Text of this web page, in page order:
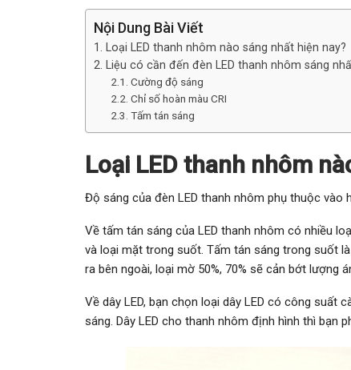
Nội Dung Bài Viết
Loại LED thanh nhôm nào sáng nhất hiện nay?
Liệu có cần đến đèn LED thanh nhôm sáng
Cường độ sáng
Chỉ số hoàn màu CRI
Tấm tán sáng
Loại LED thanh nhôm
Độ sáng của đèn LED thanh nhôm phụ thuộc vào
Về tấm tán sáng của LED thanh nhôm có nhiều
và loại mặt trong suốt. Tấm tán sáng trong suốt
ra bên ngoài, loại mờ 50%, 70% sẽ cản bớt lượng
Về dây LED, bạn chọn loại dây LED có công suất
sáng. Dây LED cho thanh nhôm định hình thì bạn